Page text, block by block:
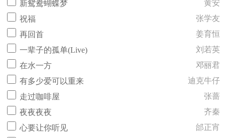
新鸳鸯蝴蝶梦
黄安
祝福
张学友
再回首
姜育恒
一辈子的孤单(Live)
刘若英
在水一方
邓丽君
有多少爱可以重来
迪克牛仔
走过咖啡屋
张蔷
夜夜夜夜
齐秦
心要让你听见
邰正宵